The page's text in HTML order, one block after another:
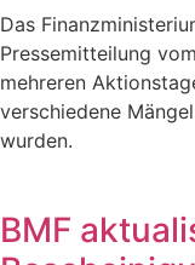
Das
Pressemitteilung
mehreren
verschiedene
wurden.
BMF